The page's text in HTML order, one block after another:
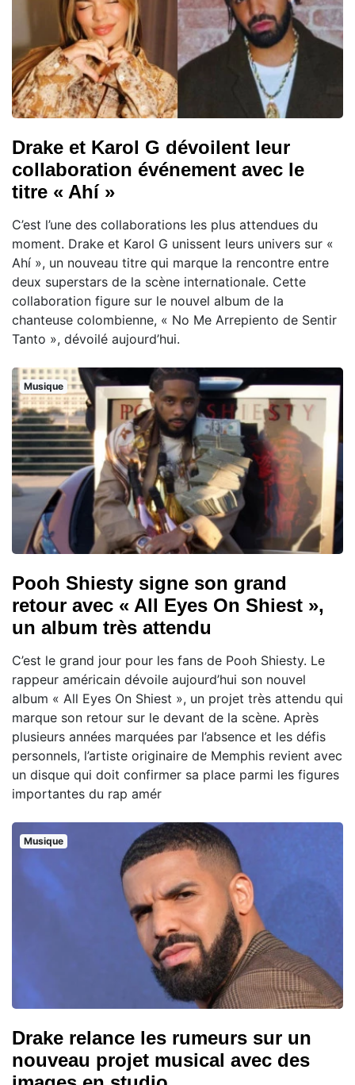
Drake et Karol G dévoilent leur
collaboration événement avec le
titre « Ahí »
C’est l’une des collaborations les plus attendues du
moment. Drake et Karol G unissent leurs univers sur «
Ahí », un nouveau titre qui marque la rencontre entre
deux superstars de la scène internationale. Cette
collaboration figure sur le nouvel album de la
chanteuse colombienne, « No Me Arrepiento de Sentir
Tanto », dévoilé aujourd’hui.
Musique
Pooh Shiesty signe son grand
retour avec « All Eyes On Shiest »,
un album très attendu
C’est le grand jour pour les fans de Pooh Shiesty. Le
rappeur américain dévoile aujourd’hui son nouvel
album « All Eyes On Shiest », un projet très attendu qui
marque son retour sur le devant de la scène. Après
plusieurs années marquées par l’absence et les défis
personnels, l’artiste originaire de Memphis revient avec
un disque qui doit confirmer sa place parmi les figures
importantes du rap amér
Musique
Drake relance les rumeurs sur un
nouveau projet musical avec des